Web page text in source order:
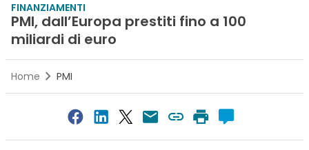
FINANZIAMENTI
PMI, dall’Europa prestiti fino a 100
miliardi di euro
Home PMI